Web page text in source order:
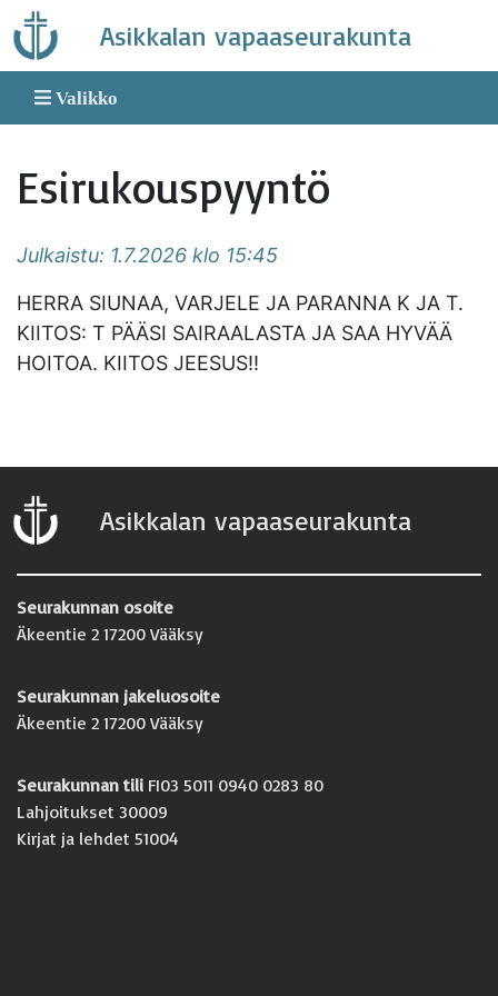
Skip
to
content
Asikkalan vapaaseurakunta
Valikko
Esirukouspyyntö
Julkaistu: 1.7.2026 klo 15:45
HERRA SIUNAA, VARJELE JA PARANNA K JA T.
KIITOS: T PÄÄSI SAIRAALASTA JA SAA HYVÄÄ
HOITOA. KIITOS JEESUS!!
Asikkalan vapaaseurakunta
Seurakunnan osoite
Äkeentie 2 17200 Vääksy
Seurakunnan jakeluosoite
Äkeentie 2 17200 Vääksy
Seurakunnan tili FI03 5011 0940 0283 80
Lahjoitukset 30009
Kirjat ja lehdet 51004